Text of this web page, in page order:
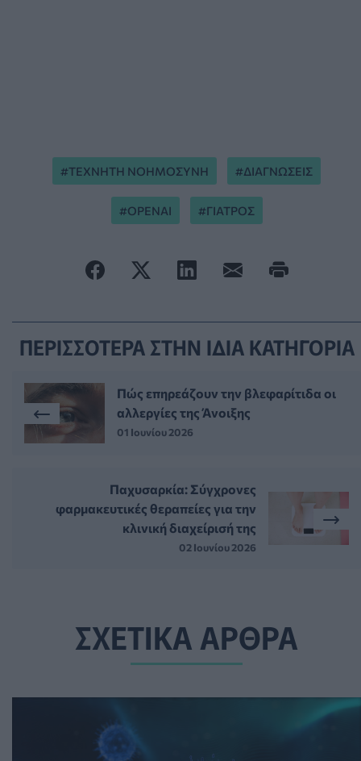
ΤΕΧΝΗΤΗ ΝΟΗΜΟΣΥΝΗ ΔΙΑΓΝΩΣΕΙΣ
OPENAI ΓΙΑΤΡΟΣ
ΠΕΡΙΣΣΟΤΕΡΑ ΣΤΗΝ ΙΔΙΑ ΚΑΤΗΓΟΡΙΑ
Πώς επηρεάζουν την βλεφαρίτιδα οι
αλλεργίες της Άνοιξης
01 Ιουνίου 2026
Παχυσαρκία: Σύγχρονες
φαρμακευτικές θεραπείες για την
κλινική διαχείρισή της
02 Ιουνίου 2026
ΣΧΕΤΙΚΑ ΑΡΘΡΑ